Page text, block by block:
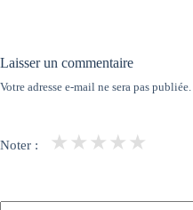
Laisser un commentaire
Votre adresse e-mail ne sera pas publiée.
Noter : ★
★
★
★
★